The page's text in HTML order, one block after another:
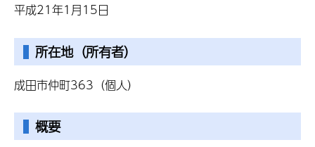
平成21年1月15日
所在地（所有者）
成田市仲町363（個人）
概要